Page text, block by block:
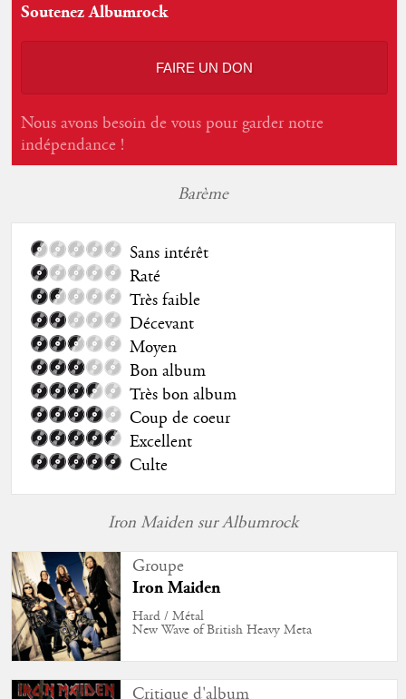
Soutenez Albumrock
FAIRE UN DON
Nous avons besoin de vous pour garder notre
indépendance !
Barème
Sans intérêt
Raté
Très faible
Décevant
Moyen
Bon album
Très bon album
Coup de coeur
Excellent
Culte
Iron Maiden sur Albumrock
Groupe
Iron Maiden
Hard / Métal
New Wave of British Heavy Meta
Critique d'album